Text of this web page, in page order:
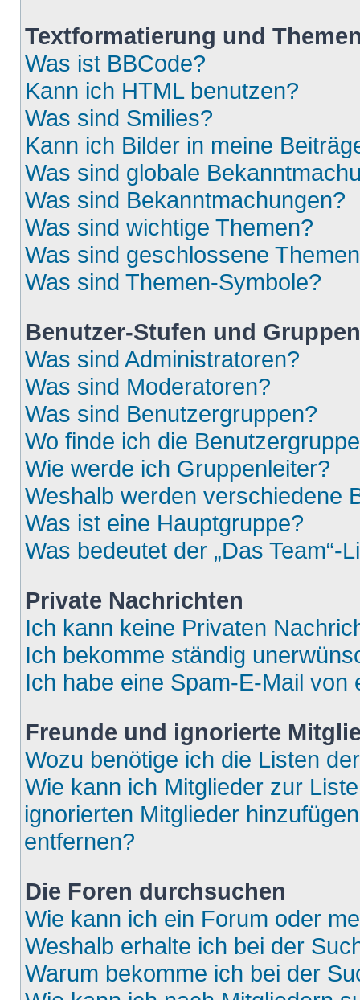
Textformatierung und
Was ist BBCode?
Kann ich HTML benutzen?
Was sind Smilies?
Kann ich Bilder in meine
Was sind globale
Was sind Bekanntmachungen?
Was sind wichtige Themen?
Was sind geschlossene
Was sind Themen-Symbole?
Benutzer-Stufen und Gruppen
Was sind Administratoren?
Was sind Moderatoren?
Was sind Benutzergruppen?
Wo finde ich die
Wie werde ich Gruppenleiter?
Weshalb werden verschiedene
Was ist eine Hauptgruppe?
Was bedeutet der „Das Team“-
Private Nachrichten
Ich kann keine Privaten
Ich bekomme ständig
Ich habe eine Spam-E-Mail
Freunde und ignorierte
Wozu benötige ich die Listen
Wie kann ich Mitglieder zur
ignorierten Mitglieder
entfernen?
Die Foren durchsuchen
Wie kann ich ein Forum oder
Weshalb erhalte ich bei der
Warum bekomme ich bei der